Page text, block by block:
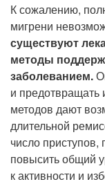
К сожалению,
мигрени
существуют
методы
заболеванием.
и
методов дают
длительной
число
повысить общий
к активности и